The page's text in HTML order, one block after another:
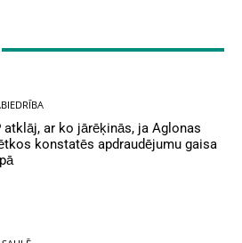
atklāj, ar ko jārēķinās, ja Aglonas
konstatēs apdraudējumu gaisa